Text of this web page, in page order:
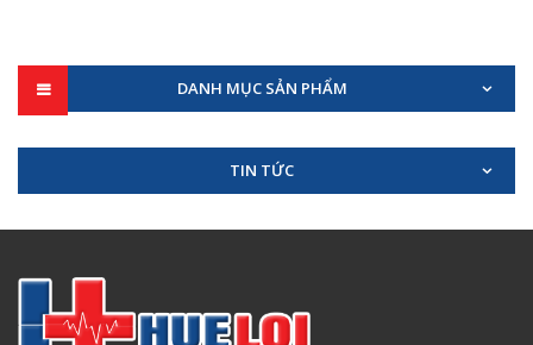
DANH MỤC SẢN PHẨM
TIN TỨC